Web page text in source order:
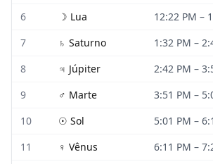
6
☽ Lua 12:22 PM –
7
♄ Saturno 1:32 PM –
8
♃ Júpiter 2:42 PM –
9
♂ Marte 3:51 PM –
10
☉ Sol 5:01 PM –
11
♀ Vênus 6:11 PM –